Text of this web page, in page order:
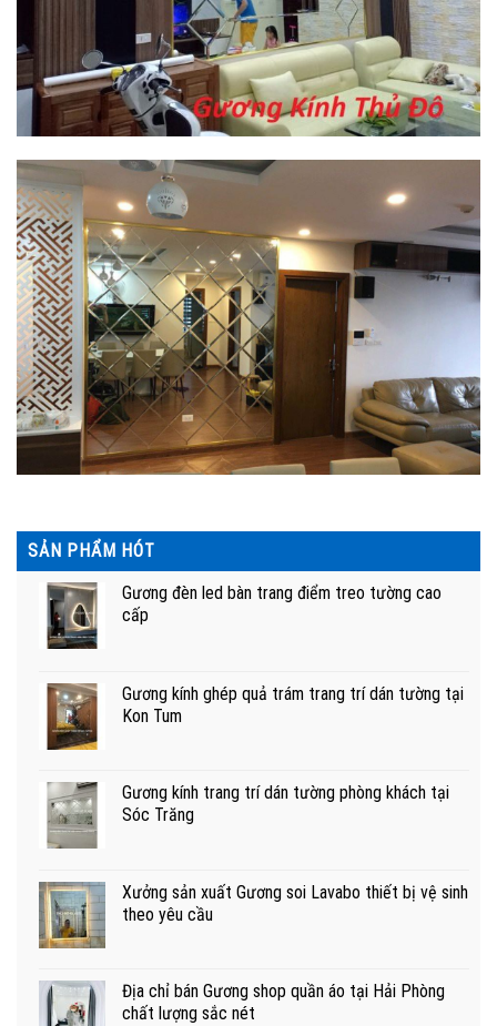
SẢN PHẨM HÓT
Gương đèn led bàn trang điểm treo tường cao
cấp
Gương kính ghép quả trám trang trí dán tường tại
Kon Tum
Gương kính trang trí dán tường phòng khách tại
Sóc Trăng
Xưởng sản xuất Gương soi Lavabo thiết bị vệ sinh
theo yêu cầu
Địa chỉ bán Gương shop quần áo tại Hải Phòng
chất lượng sắc nét